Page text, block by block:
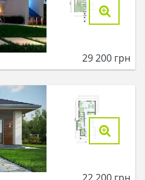
29 200 грн